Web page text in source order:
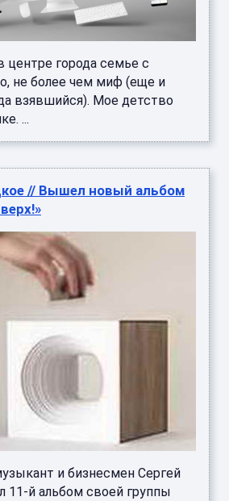
города семье с
не более чем миф (еще и
взявшийся). Мое детство
...
// Вышел новый альбом
и бизнесмен Сергей
11-й альбом своей группы